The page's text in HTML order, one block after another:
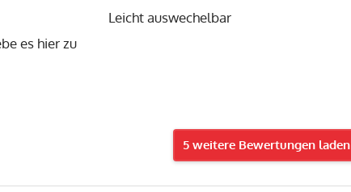
es hier zu
Leicht auswechelbar
5 weitere Bewertungen laden